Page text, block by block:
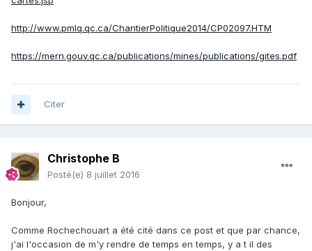
http://www.pmlq.qc.ca/ChantierPolitique2014/CP02097.HTM
https://mern.gouv.qc.ca/publications/mines/publications/gites.pdf
Citer
Christophe B
Posté(e) 8 juillet 2016
Bonjour,
Comme Rochechouart a été cité dans ce post et que par chance,
j'ai l'occasion de m'y rendre de temps en temps, y a t il des